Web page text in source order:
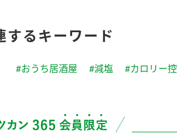
するキーワード
#おうち居酒屋 #減塩 #カロリー